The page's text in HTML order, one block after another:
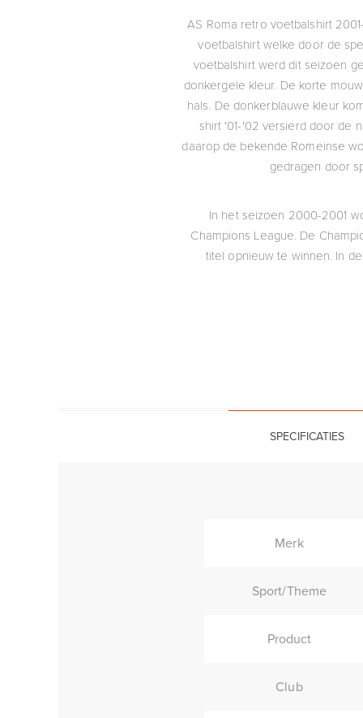
AS Roma retro voetbalshirt
voetbalshirt welke door de
voetbalshirt werd dit seizoen
donkergele kleur. De korte
hals. De donkerblauwe kleur
shirt '01-'02 versierd door de
daarop de bekende Romeinse
gedragen door
In het seizoen 2000-2001
Champions League. De
titel opnieuw te winnen. In
SPECIFICATIES
Merk
Sport/Theme
Product
Club